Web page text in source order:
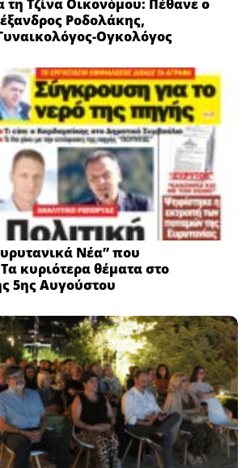
τη Τζίνα Οικονόμου: Πέθανε ο
Ροδολάκης,
Ογκολόγος
Νέα” που
κυριότερα θέματα στο
5ης Αυγούστου